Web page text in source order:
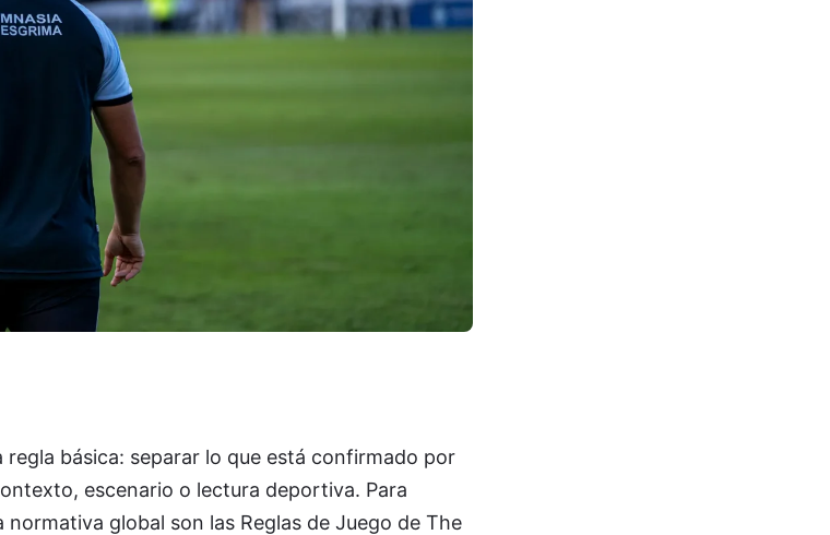
básica: separar lo que está confirmado por
escenario o lectura deportiva. Para
global son las Reglas de Juego de The